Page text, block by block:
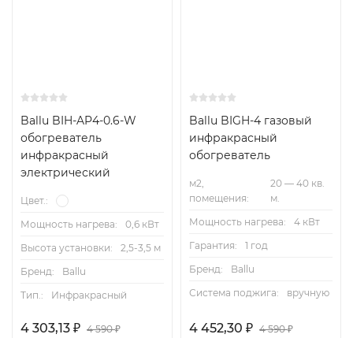
Ballu BIH-AP4-0.6-W
обогреватель
инфракрасный
электрический
Цвет.:
Мощность нагрева:
0,6 кВт
Высота установки:
2,5-3,5 м
Бренд:
Ballu
Тип.:
Инфракрасный
4 303,13 ₽ 4 590₽
Ballu BIGH-4 газовый
инфракрасный
обогреватель
м2,
помещения:
20 — 40 кв.
м.
Мощность нагрева:
4 кВт
Гарантия:
1 год
Бренд:
Ballu
Система поджига:
вручную
4 452,30 ₽ 4 590₽